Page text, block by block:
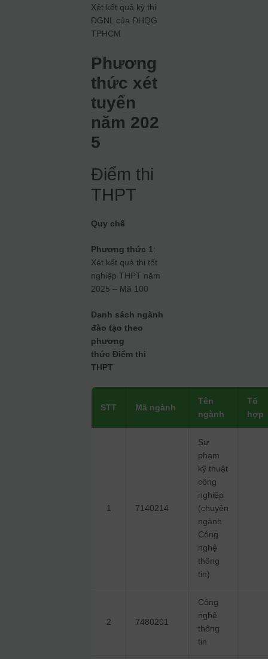
Xét kết quả kỳ thi
ĐGNL của ĐHQG
TPHCM
Phương
thức xét
tuyển
năm 202
5
Điểm thi
THPT
Quy chế
Phương thức 1:
Xét kết quả thi tốt
nghiệp THPT năm
2025 – Mã 100
Danh sách ngành
đào tạo theo
phương
thức Điểm thi
THPT
STT Mã ngành
Tên
ngành
Tổ
hợp
1 7140214
Sư
phạm
kỹ thuật
công
nghiệp
(chuyên
ngành
Công
nghệ
thông
tin)
2 7480201
Công
nghệ
thông
tin